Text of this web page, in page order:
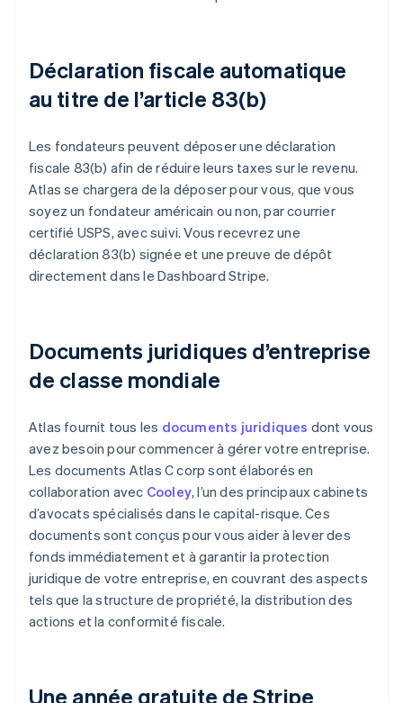
Déclaration fiscale automatique
au titre de l’article 83(b)
Les fondateurs peuvent déposer une déclaration
fiscale 83(b) afin de réduire leurs taxes sur le revenu.
Atlas se chargera de la déposer pour vous, que vous
soyez un fondateur américain ou non, par courrier
certifié USPS, avec suivi. Vous recevrez une
déclaration 83(b) signée et une preuve de dépôt
directement dans le Dashboard Stripe.
Documents juridiques d’entreprise
de classe mondiale
Atlas fournit tous les documents juridiques dont vous
avez besoin pour commencer à gérer votre entreprise.
Les documents Atlas C corp sont élaborés en
collaboration avec Cooley, l’un des principaux cabinets
d’avocats spécialisés dans le capital-risque. Ces
documents sont conçus pour vous aider à lever des
fonds immédiatement et à garantir la protection
juridique de votre entreprise, en couvrant des aspects
tels que la structure de propriété, la distribution des
actions et la conformité fiscale.
Une année gratuite de Stripe